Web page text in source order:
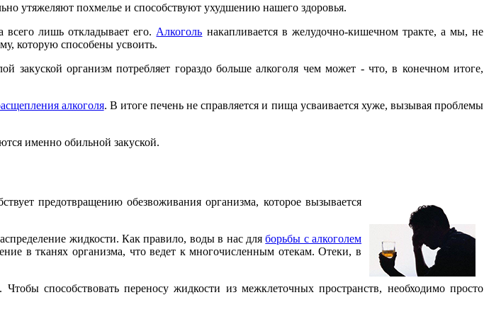
утяжеляют похмелье и способствуют ухудшению нашего здоровья.
всего лишь откладывает его. Алкоголь накапливается в желудочно-кишечном тракте, а мы, не
которую способены усвоить.
организм потребляет гораздо больше алкоголя чем может - что, в конечном итоге,
алкоголя. В итоге печень не справляется и пища усваивается хуже, вызывая проблемы
именно обильной закуской.
предотвращению обезвоживания организма, которое вызывается
жидкости. Как правило, воды в нас дляборьбы с алкоголем
в тканях организма, что ведет к многочисленным отекам. Отеки, в
способствовать переносу жидкости из межклеточных пространств, необходимо просто